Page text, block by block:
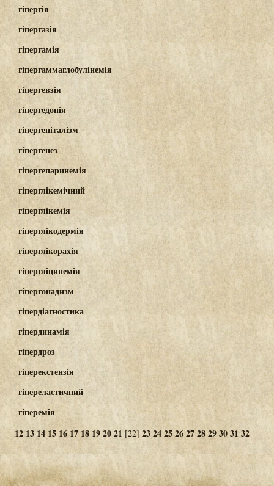
гіпергія
гіпергазія
гіпергамія
гіпергаммаглобулінемія
гіпергевзія
гіпергедонія
гіпергеніталізм
гіпергенез
гіпергепаринемія
гіперглікемічний
гіперглікемія
гіперглікодермія
гіперглікорахія
гіпергліцинемія
гіпергонадизм
гіпердіагностика
гіпердинамія
гіпердроз
гіперекстензія
гіпереластичний
гіперемія
12 13 14 15 16 17 18 192021 [22] 23242526272829303132